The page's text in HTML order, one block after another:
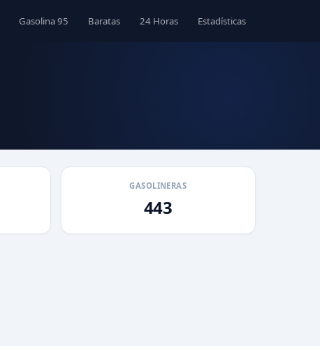
Gasolina 95 Baratas 24 Horas Estadísticas
GASOLINERAS
443